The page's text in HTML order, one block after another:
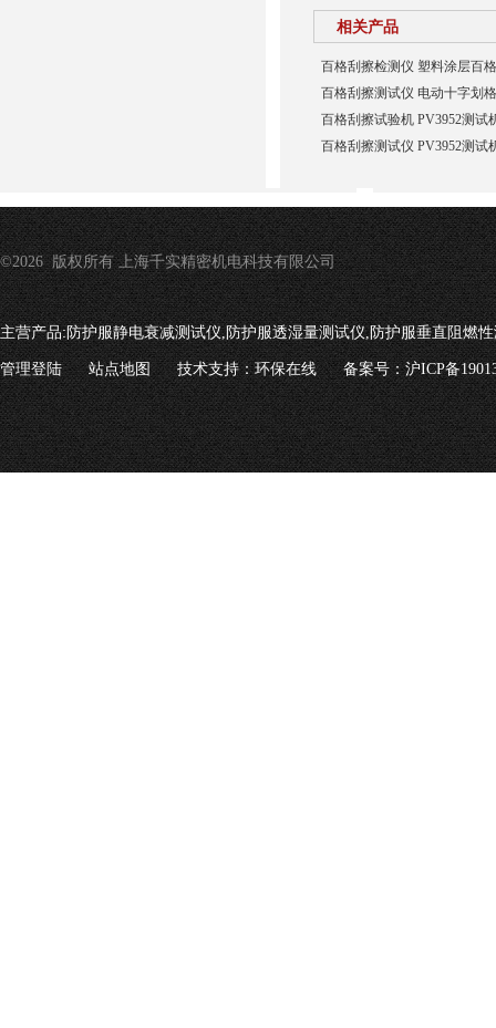
相关产品
百格刮擦检测仪 塑料涂层百
百格刮擦测试仪 电动十字划
百格刮擦试验机 PV3952测试
百格刮擦测试仪 PV3952测试
©2026 版权所有 上海千实精密机电科技有限公司
主营产品:防护服静电衰减测试仪,防护服透湿量测试仪,防护服垂直阻燃
管理登陆 站点地图 技术支持：环保在线 备案号：沪ICP备